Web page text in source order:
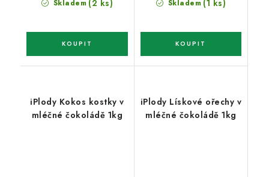
Skladem (2 ks) Skladem (1 ks)
iPlody Kokos kostky v
mléčné čokoládě 1kg
iPlody Lískové ořechy v
mléčné čokoládě 1kg